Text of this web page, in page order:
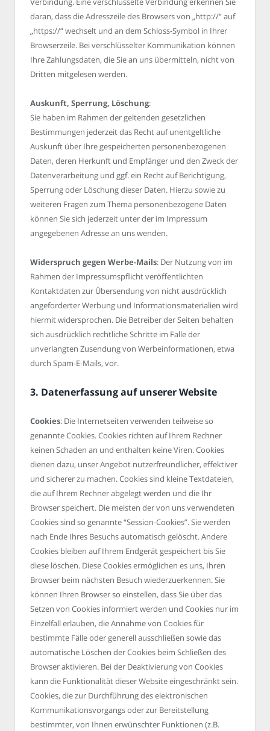
daran, dass die Adresszeile des Browsers von „http://“ auf
„https://“ wechselt und an dem Schloss-Symbol in Ihrer
Browserzeile. Bei verschlüsselter Kommunikation können
Ihre Zahlungsdaten, die Sie an uns übermitteln, nicht von
Dritten mitgelesen werden.
Auskunft, Sperrung, Löschung:
Sie haben im Rahmen der geltenden gesetzlichen
Bestimmungen jederzeit das Recht auf unentgeltliche
Auskunft über Ihre gespeicherten personenbezogenen
Daten, deren Herkunft und Empfänger und den Zweck der
Datenverarbeitung und ggf. ein Recht auf Berichtigung,
Sperrung oder Löschung dieser Daten. Hierzu sowie zu
weiteren Fragen zum Thema personenbezogene Daten
können Sie sich jederzeit unter der im Impressum
angegebenen Adresse an uns wenden.
Widerspruch gegen Werbe-Mails: Der Nutzung von im
Rahmen der Impressumspflicht veröffentlichten
Kontaktdaten zur Übersendung von nicht ausdrücklich
angeforderter Werbung und Informationsmaterialien wird
hiermit widersprochen. Die Betreiber der Seiten behalten
sich ausdrücklich rechtliche Schritte im Falle der
unverlangten Zusendung von Werbeinformationen, etwa
durch Spam-E-Mails, vor.
3. Datenerfassung auf unserer Website
Cookies: Die Internetseiten verwenden teilweise so
genannte Cookies. Cookies richten auf Ihrem Rechner
keinen Schaden an und enthalten keine Viren. Cookies
dienen dazu, unser Angebot nutzerfreundlicher, effektiver
und sicherer zu machen. Cookies sind kleine Textdateien,
die auf Ihrem Rechner abgelegt werden und die Ihr
Browser speichert. Die meisten der von uns verwendeten
Cookies sind so genannte “Session-Cookies”. Sie werden
nach Ende Ihres Besuchs automatisch gelöscht. Andere
Cookies bleiben auf Ihrem Endgerät gespeichert bis Sie
diese löschen. Diese Cookies ermöglichen es uns, Ihren
Browser beim nächsten Besuch wiederzuerkennen. Sie
können Ihren Browser so einstellen, dass Sie über das
Setzen von Cookies informiert werden und Cookies nur im
Einzelfall erlauben, die Annahme von Cookies für
bestimmte Fälle oder generell ausschließen sowie das
automatische Löschen der Cookies beim Schließen des
Browser aktivieren. Bei der Deaktivierung von Cookies
kann die Funktionalität dieser Website eingeschränkt sein.
Cookies, die zur Durchführung des elektronischen
Kommunikationsvorgangs oder zur Bereitstellung
bestimmter, von Ihnen erwünschter Funktionen (z.B.